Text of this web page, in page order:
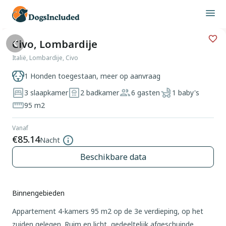
Civo, Lombardije
Italië, Lombardije, Civo
1 Honden toegestaan, meer op aanvraag
3 slaapkamer
2 badkamer 6 gasten
1 baby's
95 m2
Vanaf
€85.14Nacht
Beschikbare data
Binnengebieden
Appartement 4-kamers 95 m2 op de 3e verdieping, op het